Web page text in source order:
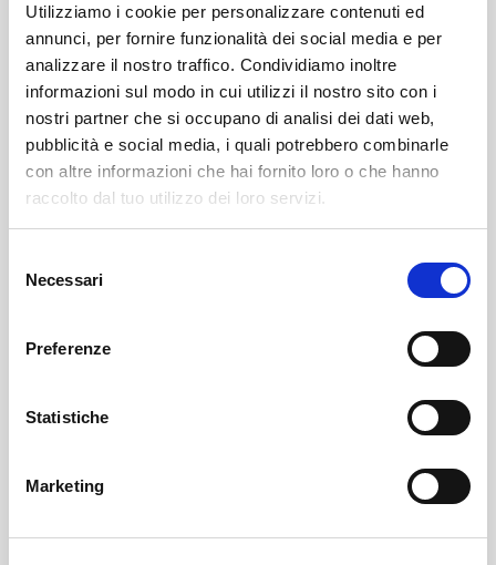
Utilizziamo i cookie per personalizzare contenuti ed
annunci, per fornire funzionalità dei social media e per
analizzare il nostro traffico. Condividiamo inoltre
informazioni sul modo in cui utilizzi il nostro sito con i
nostri partner che si occupano di analisi dei dati web,
pubblicità e social media, i quali potrebbero combinarle
con altre informazioni che hai fornito loro o che hanno
raccolto dal tuo utilizzo dei loro servizi.
delNecessari
Preferenze
Statistiche
Marketing
Leggi il necrologio qui:
https://www.onoranzefunebrisof.it/memorials/jolanda-
fanconi-ved-sprengher/
Necrologi